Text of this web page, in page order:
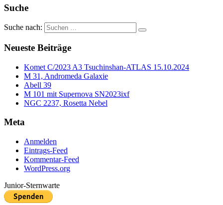
Suche
Suche nach:
Neueste Beiträge
Komet C/2023 A3 Tsuchinshan-ATLAS 15.10.2024
M 31, Andromeda Galaxie
Abell 39
M 101 mit Supernova SN2023ixf
NGC 2237, Rosetta Nebel
Meta
Anmelden
Eintrags-Feed
Kommentar-Feed
WordPress.org
Junior-Sternwarte